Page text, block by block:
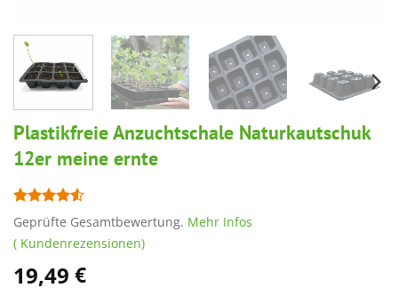
Plastikfreie Anzuchtschale Naturkautschuk
12er meine ernte
Bewertet
mit4.5
von 5,
auf
2
Kundenbewertungen
Geprüfte Gesamtbewertung. Mehr Infos
( Kundenrezensionen)
19,49 €